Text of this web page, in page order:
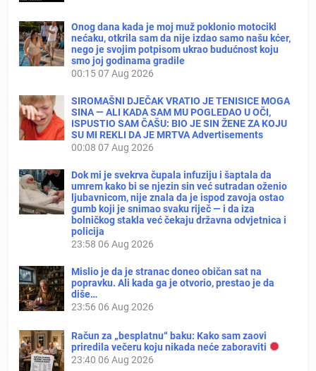
Onog dana kada je moj muž poklonio motocikl
nećaku, otkrila sam da nije izdao samo našu kćer,
nego je svojim potpisom ukrao budućnost koju
smo joj godinama gradile
00:1507 Aug 2026
SIROMAŠNI DJEČAK VRATIO JE TENISICE MOGA
SINA — ALI KADA SAM MU POGLEDAO U OČI,
ISPUSTIO SAM ČAŠU: BIO JE SIN ŽENE ZA KOJU
SU MI REKLI DA JE MRTVA Advertisements
00:08 07 Aug 2026
Dok mi je svekrva čupala infuziju i šaptala da
umrem kako bi se njezin sin već sutradan oženio
ljubavnicom, nije znala da je ispod zavoja ostao
gumb koji je snimao svaku riječ — i da iza
bolničkog stakla već čekaju državna odvjetnica i
policija
23:58 06 Aug 2026
Mislio je da je stranac doneo običan sat na
popravku. Ali kada ga je otvorio, prestao je da
diše…
23:56 06 Aug 2026
Račun za „besplatnu“ baku: Kako sam zaovi
priredila večeru koju nikada neće zaboraviti
23:40 06 Aug 2026